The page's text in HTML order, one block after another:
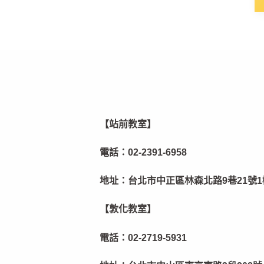
【站前教室】
電話：02-2391-6958
地址： 台北市中正區林森北路9巷21號
【敦化教室】
電話：02-2719-5931